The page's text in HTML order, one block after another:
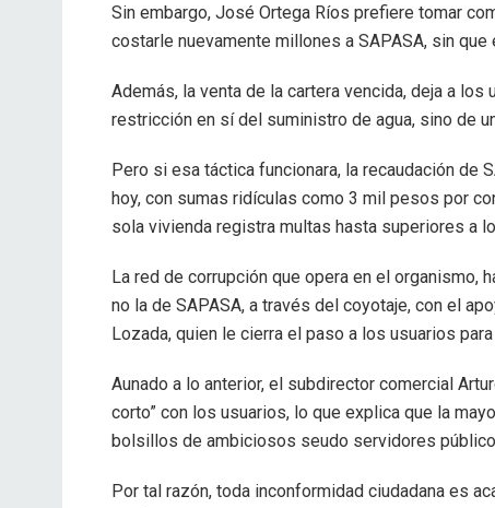
Sin embargo, José Ortega Ríos prefiere tomar
costarle nuevamente millones a SAPASA, sin
Además, la venta de la cartera vencida, deja a
restricción en sí del suministro de agua, sino de
Pero si esa táctica funcionara, la recaudación de
hoy, con sumas ridículas como 3 mil pesos por
sola vivienda registra multas hasta superiores a
La red de corrupción que opera en el organismo,
no la de SAPASA, a través del coyotaje, con el
Lozada, quien le cierra el paso a los usuarios
Aunado a lo anterior, el subdirector comercial
corto” con los usuarios, lo que explica que la
bolsillos de ambiciosos seudo servidores
Por tal razón, toda inconformidad ciudadana es